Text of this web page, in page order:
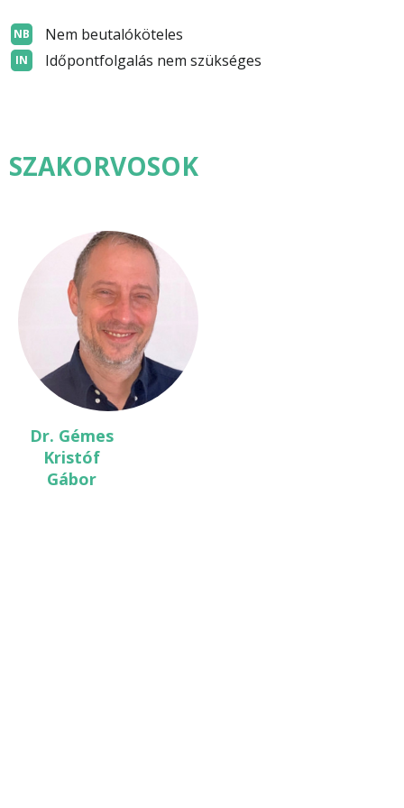
NB Nem beutalóköteles
IN Időpontfolgalás nem szükséges
SZAKORVOSOK
Dr. Gémes
Kristóf
Gábor